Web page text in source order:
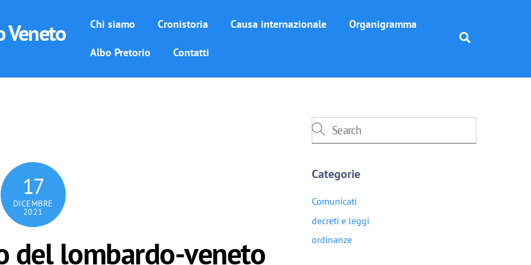
Veneto Chi siamo Cronistoria Causa internazionale Organigramma
Albo Pretorio Contatti
17
DICEMBRE
2021
del lombardo-veneto
Categorie
Comunicati
decreti e leggi
ordinanze